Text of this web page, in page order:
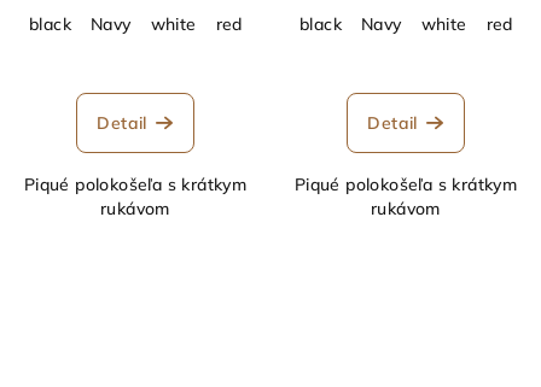
black Navy white red orange royal blue Heather
Detail
Piqué polokošeľa s krátkym
rukávom
black Navy white red
Detail
Piqué polokošeľa s krátkym
rukávom